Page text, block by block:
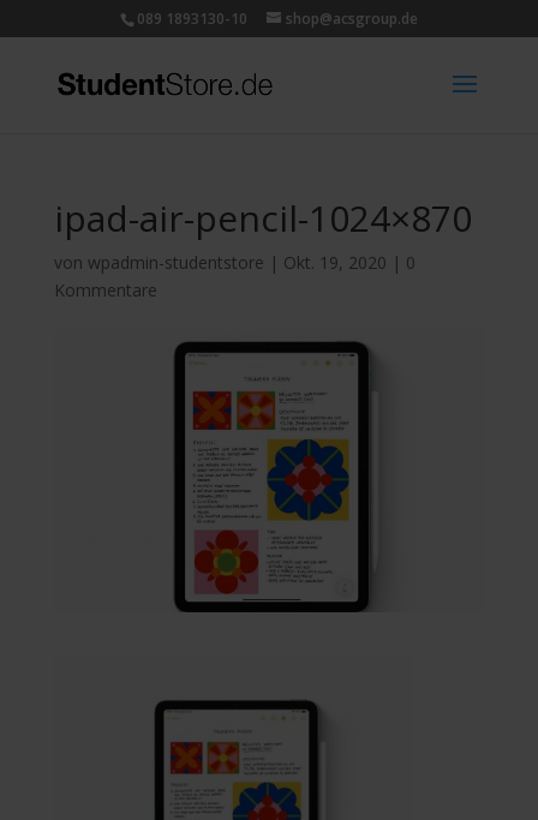
089 1893130-10 shop@acsgroup.de
ipad-air-pencil-1024×870
von wpadmin-studentstore | Okt. 19, 2020 | 0
Kommentare